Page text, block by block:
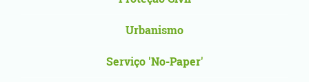
Urbanismo
Serviço 'No-Paper'